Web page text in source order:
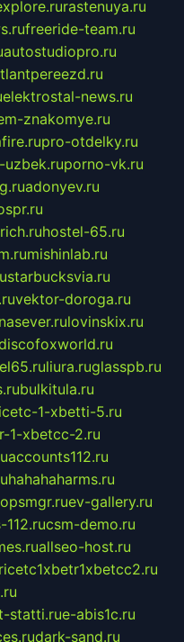
rastenuya.ru
freeride-team.ru
autostudiopro.ru
elektrostal-news.ru
znakomye.ru
pro-otdelky.ru
uzbek.ruporno-vk.ru
adonyev.ru
hostel-65.ru
mishinlab.ru
starbucksvia.ru
vektor-doroga.ru
lovinskix.ru
liura.ruglasspb.ru
bulkitula.ru
1-xbetti-5.ru
1-xbetcc-2.ru
accounts112.ru
hahahaharms.ru
opsmgr.ruev-gallery.ru
csm-demo.ru
allseo-host.ru
statti.rue-abis1c.ru
dark-sand.ru